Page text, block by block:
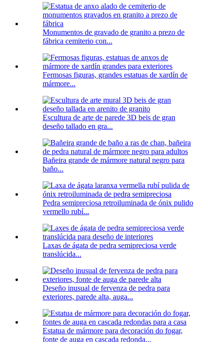
Monumentos de gravado de granito a prezo de
fábrica cemiterio con...
Fermosas figuras, grandes estatuas de xardín de
mármore...
Escultura de arte de parede 3D beis de gran
deseño tallado en gra...
Bañeira grande de mármore natural negro para
baño...
Pedra semipreciosa retroiluminada de ónix pulido
vermello rubí...
Laxas de ágata de pedra semipreciosa verde
translúcida...
Deseño inusual de fervenza de pedra para
exteriores, parede alta, auga...
Estatua de mármore para decoración do fogar,
fonte de auga en cascada redonda...